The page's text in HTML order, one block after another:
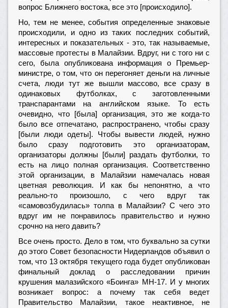
вопрос Ближнего востока, все это [происходило].
Но, тем не менее, события определенные знаковые
происходили, и одно из таких последних событий,
интересных и показательных - это, так называемые,
массовые протесты в Малайзии. Вдруг, ни с того ни с
сего, была опубликована информация о Премьер-
министре, о том, что он перегоняет деньги на личные
счета, люди тут же вышли массово, все сразу в
одинаковых футболках, с заготовленными
транспарантами на английском языке. То есть
очевидно, что [была] организация, это же когда-то
было все отпечатано, распространено, чтобы сразу
[были люди одеты]. Чтобы вывести людей, нужно
было сразу подготовить это организаторам,
организаторы должны [были] раздать футболки, то
есть на лицо полная организация. Соответственно
этой организации, в Малайзии намечалась новая
цветная революция. И как бы непонятно, а что
реально-то произошло, с чего вдруг так
«самовозбудилась» толпа в Малайзии? С чего это
вдруг им не понравилось правительство и нужно
срочно на него давить?
Все очень просто. Дело в том, что буквально за сутки
до этого Совет безопасности Нидерландов объявил о
том, что 13 октября текущего года будет опубликован
финальный доклад о расследовании причин
крушения малазийского «Боинга» MH-17. И у многих
возникает вопрос: а почему так себя ведет
Правительство Малайзии, такое неактивное, не